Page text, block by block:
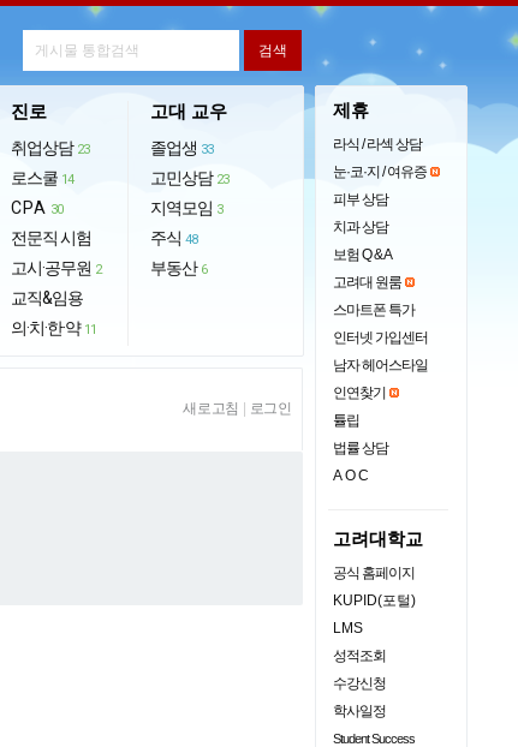
진로
취업상담 23
로스쿨 14
CPA 30
전문직 시험
고시·공무원 2
교직&임용
의·치·한·약 11
고대 교우
졸업생 33
고민상담 23
지역모임 3
주식 48
부동산 6
새로고침 로그인
제휴
라식 / 라섹 상담
눈·코·지 / 여유증
피부 상담
치과 상담
보험 Q & A
고려대 원룸
스마트폰 특가
인터넷 가입센터
남자 헤어스타일
인연찾기
튤립
법률 상담
AOC
고려대학교
공식 홈페이지
KUPID(포털)
LMS
성적조회
수강신청
학사일정
Student Success